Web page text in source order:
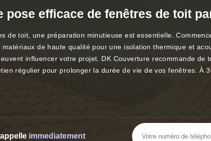
pose efficace de fenêtres de toit
de toit, une préparation minutieuse est essentielle.
de haute qualité pour une isolation thermique et
influencer votre projet. DK Couverture recommande
régulier pour prolonger la durée de vie de vos fenêtres. À
immediatement